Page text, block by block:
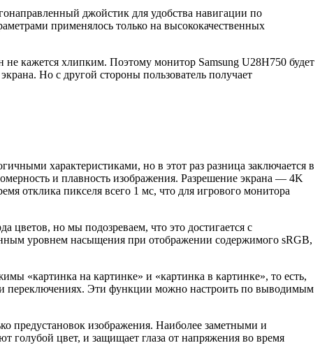
джойстик для удобства навигации по
применялось только на высококачественных
не кажется хлипким. Поэтому монитор Samsung U28H750 будет
Но с другой стороны пользователь получает
характеристиками, но в этот раз разница заключается в
и плавность изображения. Разрешение экрана — 4K
отклика пикселя всего 1 мс, что для игрового монитора
цветов, но мы подозреваем, что это достигается с
уровнем насыщения при отображении содержимого sRGB,
«картинка на картинке» и «картинка в картинке», то есть,
переключениях. Эти функции можно настроить по выводимым
предустановок изображения. Наиболее заметными и
голубой цвет, и защищает глаза от напряжения во время